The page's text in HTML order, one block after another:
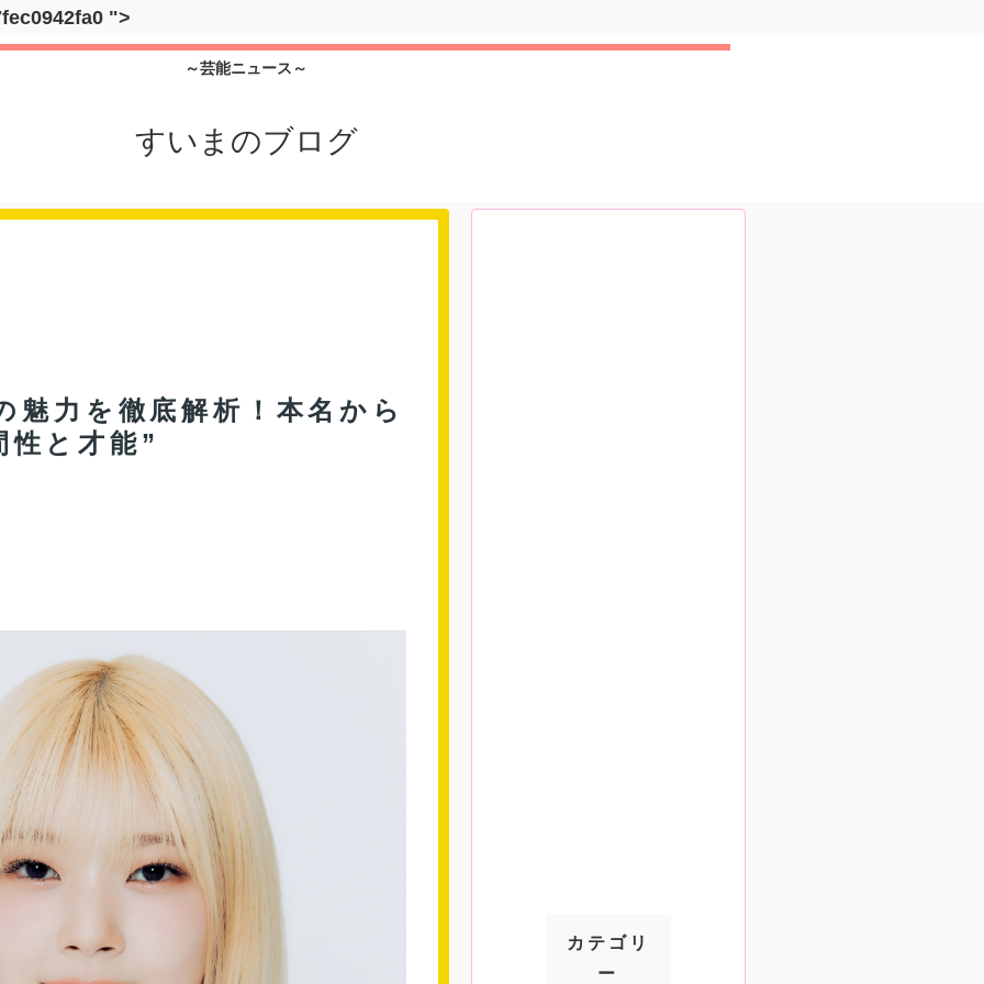
">
～芸能ニュース～
すいまのブログ
魅力を徹底解析！本名から
性と才能”
カテゴリ
ー